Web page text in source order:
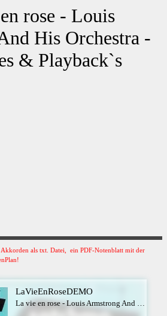
rose - Louis
His Orchestra -
& Playback`s
als txt. Datei, ein PDF-Notenblatt mit der
LaVieEnRoseDEMO